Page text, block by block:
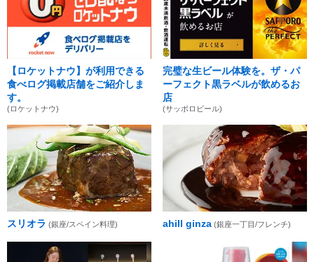
【ロケットナウ】が利用できる
食べログ掲載店舗をご紹介しま
す。
(ロケットナウ)
完璧な生ビール体験を。ザ・パ
ーフェクト黒ラベルが飲めるお
店
(サッポロビール)
スリオラ (銀座/スペイン料理) ahill ginza (銀座一丁目/フレンチ)